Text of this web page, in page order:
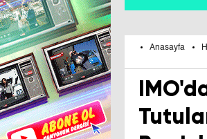
Anasayfa